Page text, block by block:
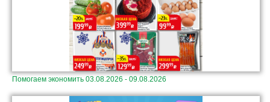
Помогаем экономить 03.08.2026 - 09.08.2026